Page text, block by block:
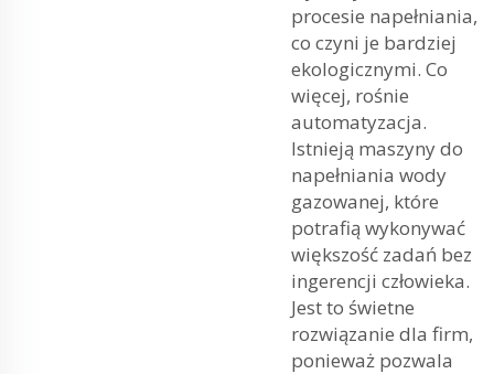
procesie napełniania,
co czyni je bardziej
ekologicznymi. Co
więcej, rośnie
automatyzacja.
Istnieją maszyny do
napełniania wody
gazowanej, które
potrafią wykonywać
większość zadań bez
ingerencji człowieka.
Jest to świetne
rozwiązanie dla firm,
ponieważ pozwala